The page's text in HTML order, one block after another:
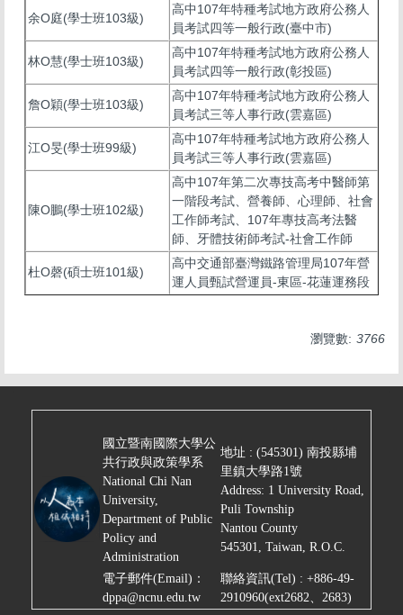
余O庭(學士班103級)
高中107年特種考試地方政府公務人
員考試四等一般行政(臺中市)
林O慧(學士班103級)
高中107年特種考試地方政府公務人
員考試四等一般行政(彰投區)
詹O穎(學士班103級)
高中107年特種考試地方政府公務人
員考試三等人事行政(雲嘉區)
江O旻(學士班99級)
高中107年特種考試地方政府公務人
員考試三等人事行政(雲嘉區)
陳O鵬(學士班102級)
高中107年第二次專技高考中醫師第
一階段考試、營養師、心理師、社會
工作師考試、107年專技高考法醫
師、牙體技術師考試-社會工作師
杜O磬(碩士班101級)
高中交通部臺灣鐵路管理局107年營
運人員甄試營運員-東區-花蓮運務段
瀏覽數: 3766
國立暨南國際大學公
共行政與政策學系
National Chi Nan
University,
Department of Public
Policy and
Administration
地址 : (545301) 南投縣埔
里鎮大學路1號
Address: 1 University Road,
Puli Township
Nantou County
545301, Taiwan, R.O.C.
電子郵件(Email)：
dppa@ncnu.edu.tw
聯絡資訊(Tel) : +886-49-
2910960(ext2682、2683)